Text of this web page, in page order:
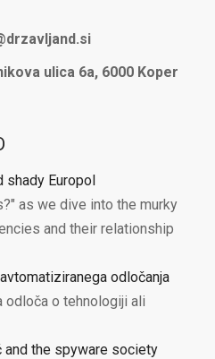
ulica 6a, 6000 Koper
shady Europol
as we dive into the murky
and their relationship
odločanja
odloča o tehnologiji ali
and the spyware society